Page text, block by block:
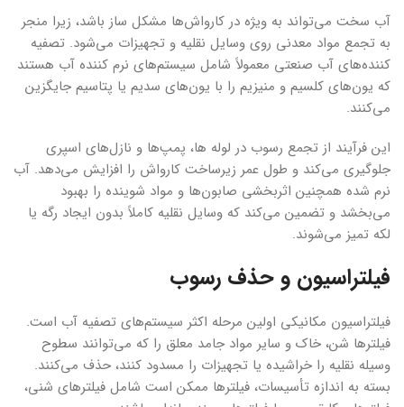
آب سخت می‌تواند به ویژه در کارواش‌ها مشکل ساز باشد، زیرا منجر
به تجمع مواد معدنی روی وسایل نقلیه و تجهیزات می‌شود. تصفیه
کننده‌های آب صنعتی معمولاً شامل سیستم‌های نرم کننده آب هستند
که یون‌های کلسیم و منیزیم را با یون‌های سدیم یا پتاسیم جایگزین
می‌کنند.
این فرآیند از تجمع رسوب در لوله ها، پمپ‌ها و نازل‌های اسپری
جلوگیری می‌کند و طول عمر زیرساخت کارواش را افزایش می‌دهد. آب
نرم شده همچنین اثربخشی صابون‌ها و مواد شوینده را بهبود
می‌بخشد و تضمین می‌کند که وسایل نقلیه کاملاً بدون ایجاد رگه یا
لکه تمیز می‌شوند.
فیلتراسیون و حذف رسوب
فیلتراسیون مکانیکی اولین مرحله اکثر سیستم‌های تصفیه آب است.
فیلترها شن، خاک و سایر مواد جامد معلق را که می‌توانند سطوح
وسیله نقلیه را خراشیده یا تجهیزات را مسدود کنند، حذف می‌کنند.
بسته به اندازه تأسیسات، فیلترها ممکن است شامل فیلترهای شنی،